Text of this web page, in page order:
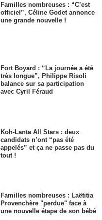
Familles nombreuses : “C’est
officiel”, Céline Godet annonce
une grande nouvelle !
Fort Boyard : “La journée a été
très longue”, Philippe Risoli
balance sur sa participation
avec Cyril Féraud
Koh-Lanta All Stars : deux
candidats n’ont “pas été
appelés” et ça ne passe pas du
tout !
Familles nombreuses : Laëtitia
Provenchère "perdue" face à
une nouvelle étape de son bébé